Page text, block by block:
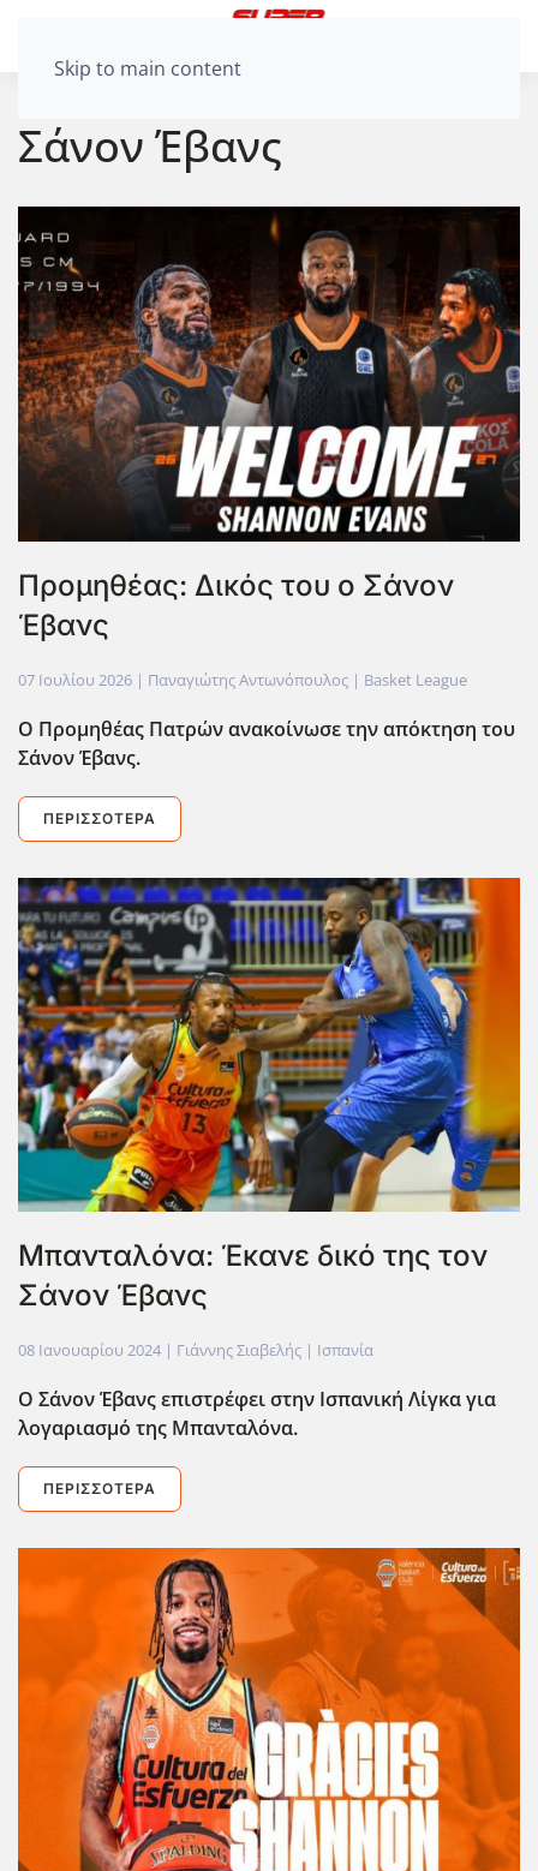
Skip to main content
Σάνον Έβανς
Προμηθέας: Δικός του ο Σάνον
Έβανς
07 Ιουλίου 2026 | Παναγιώτης Αντωνόπουλος | Basket League
Ο Προμηθέας Πατρών ανακοίνωσε την απόκτηση του
Σάνον Έβανς.
ΠΕΡΙΣΣΌΤΕΡΑ
Mπανταλόνα: Έκανε δικό της τον
Σάνον Έβανς
08 Ιανουαρίου 2024 | Γιάννης Σιαβελής | Ισπανία
Ο Σάνον Έβανς επιστρέφει στην Ισπανική Λίγκα για
λογαριασμό της Μπανταλόνα.
ΠΕΡΙΣΣΌΤΕΡΑ